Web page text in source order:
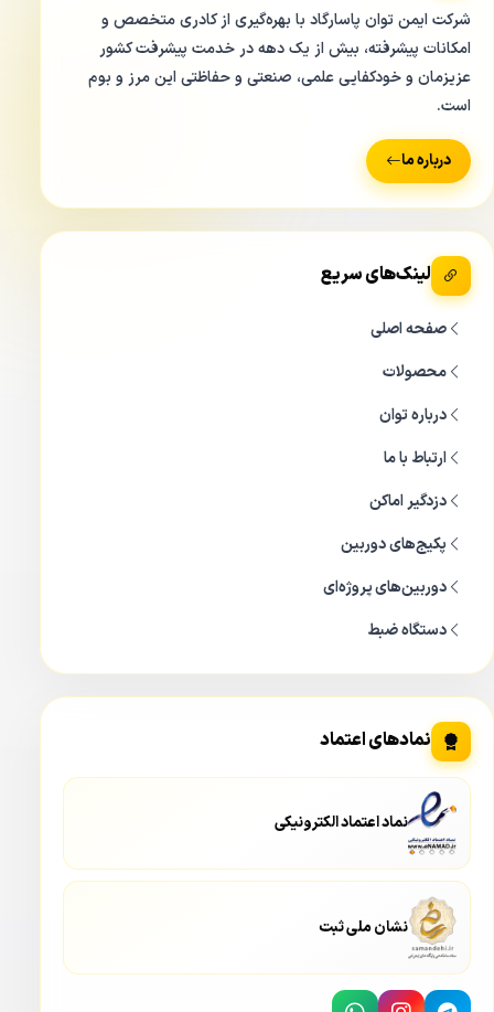
شرکت ایمن توان پاسارگاد با بهره‌گیری از کادری متخصص و
امکانات پیشرفته، بیش از یک دهه در خدمت پیشرفت کشور
عزیزمان و خودکفایی علمی، صنعتی و حفاظتی این مرز و بوم
است.
درباره ما
لینک‌های سریع
صفحه اصلی
محصولات
درباره توان
ارتباط با ما
دزدگیر اماکن
پکیج‌های دوربین
دوربین‌های پروژه‌ای
دستگاه ضبط
نمادهای اعتماد
نماد اعتماد الکترونیکی
نشان ملی ثبت